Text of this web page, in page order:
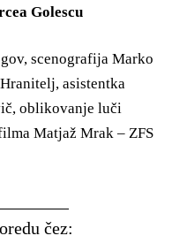
Golescu
scenografija Marko
asistentka
oblikovanje luči
Matjaž Mrak – ZFS
čez: